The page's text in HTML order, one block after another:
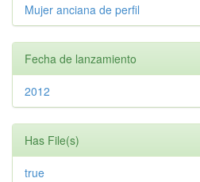
Mujer anciana de perfil
Fecha de lanzamiento
2012
Has File(s)
true